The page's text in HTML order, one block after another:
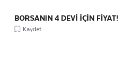
BORSANIN 4 DEVİ İÇİN FİYAT!
Kaydet